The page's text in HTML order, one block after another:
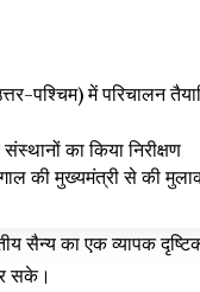
पश्चिम) में परिचालन
का किया निरीक्षण
की मुख्यमंत्री से की
सैन्य का एक व्यापक
सके।